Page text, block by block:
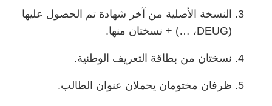
النسخة الأصلية من آخر شهادة تم الحصول عليها
(DEUG، …) + نسختان منها.
نسختان من بطاقة التعريف الوطنية.
ظرفان مختومان يحملان عنوان الطالب.